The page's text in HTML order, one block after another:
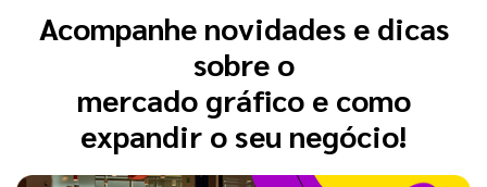
Acompanhe novidades e dicas
sobre o
mercado gráfico e como
expandir o seu negócio!